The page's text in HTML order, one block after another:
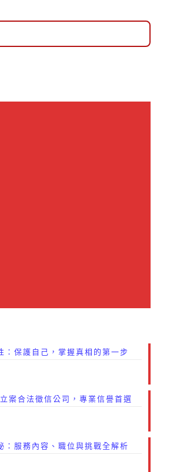
：保護自己，掌握真相的第一步
案合法徵信公司，專業信譽首選
：服務內容、職位與挑戰全解析